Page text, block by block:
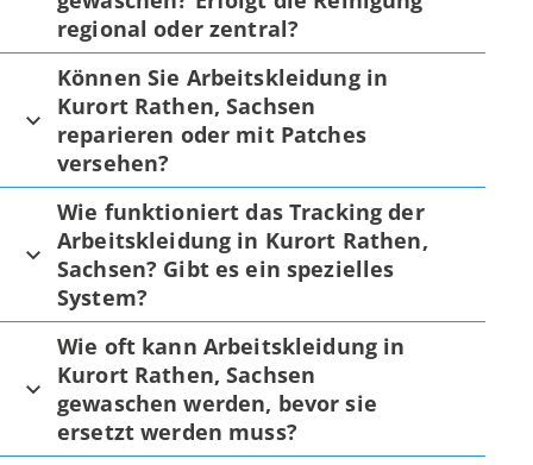
regional oder zentral?
Können Sie Arbeitskleidung in
Kurort Rathen, Sachsen
reparieren oder mit Patches
versehen?
Wie funktioniert das Tracking der
Arbeitskleidung in Kurort Rathen,
Sachsen? Gibt es ein spezielles
System?
Wie oft kann Arbeitskleidung in
Kurort Rathen, Sachsen
gewaschen werden, bevor sie
ersetzt werden muss?